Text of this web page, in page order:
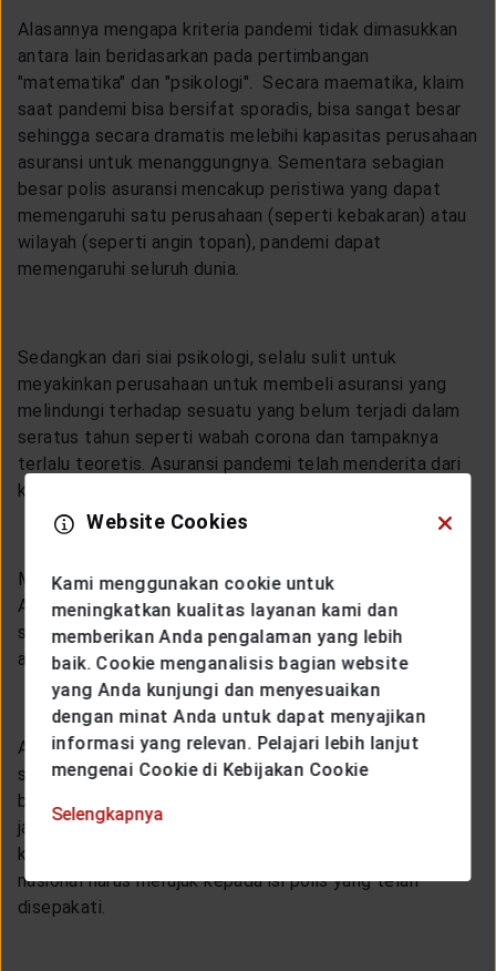
Alasannya mengapa kriteria pandemi tidak dimasukkan
antara lain beridasarkan pada pertimbangan
"matematika" dan "psikologi". Secara maematika, klaim
saat pandemi bisa bersifat sporadis, bisa sangat besar
sehingga secara dramatis melebihi kapasitas perusahaan
asuransi untuk menanggungnya. Sementara sebagian
besar polis asuransi mencakup peristiwa yang dapat
memengaruhi satu perusahaan (seperti kebakaran) atau
wilayah (seperti angin topan), pandemi dapat
memengaruhi seluruh dunia.
Sedangkan dari siai psikologi, selalu sulit untuk
meyakinkan perusahaan untuk membeli asuransi yang
melindungi terhadap sesuatu yang belum terjadi dalam
seratus tahun seperti wabah corona dan tampaknya
terlalu teoretis. Asuransi pandemi telah menderita dari
keterbatasan pasokan dan permintaan.
Meskipun demikian, pada masa pandemi kini, Asosiasi
Asuransi Umum Indonesia menggolongkan wabah
sebagai musibah nasional sehingga meminta perusahaan
asuransi agar klaim nasabahnya bisa dibayarkan.
Antara polis satu asuransi dengan polis lainnya tentu
saja bisa saja berbeda, tergantung kesepakatan kedua
belah pihak dalam berkontrak. Dengan demikian kondisi
jaminan maupun pengecualian risiko akan mengacu
kepada isi polis. Termasuk kondisi mengenai bencana
nasional harus merujuk kepada isi polis yang telah
disepakati.
Website Cookies
Kami menggunakan cookie untuk
meningkatkan kualitas layanan kami dan
memberikan Anda pengalaman yang lebih
baik. Cookie menganalisis bagian website
yang Anda kunjungi dan menyesuaikan
dengan minat Anda untuk dapat menyajikan
informasi yang relevan. Pelajari lebih lanjut
mengenai Cookie di Kebijakan Cookie
Selengkapnya